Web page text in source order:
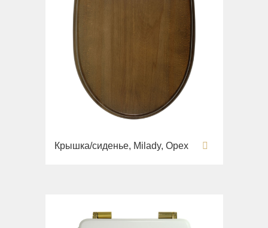
Крышка/сиденье, Milady, Орех